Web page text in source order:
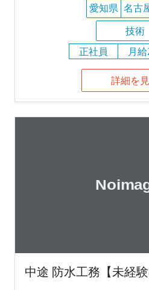
愛知県 名古
技術
正社員
月
詳細を
中途 防水工務【未経験